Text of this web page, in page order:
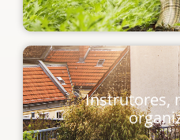
Instrutores,